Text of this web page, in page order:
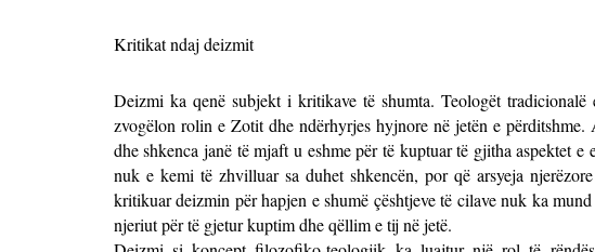
Kritikat ndaj deizmit
Deizmi ka qenë subjekt i kritikave të shumta. Teologët
zvogëlon rolin e Zotit dhe ndërhyrjes hyjnore në jetën e përditshme.
dhe shkenca janë të mjaft u eshme për të kuptuar të gjitha aspektet
nuk e kemi të zhvilluar sa duhet shkencën, por që arsyeja
kritikuar deizmin për hapjen e shumë çështjeve të cilave nuk ka
njeriut për të gjetur kuptim dhe qëllim e tij në jetë.